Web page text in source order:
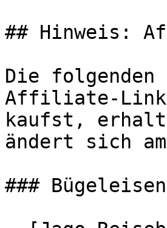
## Hinweis:
Die folgenden
Affiliate-
kaufst,
ändert sich
###